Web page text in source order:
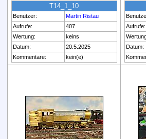
T14_1_10
Benutzer:
Martin Ristau
Aufrufe:
407
Wertung:
keins
Datum:
20.5.2025
Kommentare:
kein(e)
Aufrufe:
Datum: